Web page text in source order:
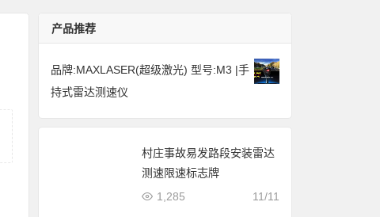
产品推荐
品牌:MAXLASER(超级激光) 型号:M3 |手
持式雷达测速仪
村庄事故易发路段安装雷达
测速限速标志牌
11/11
1,285